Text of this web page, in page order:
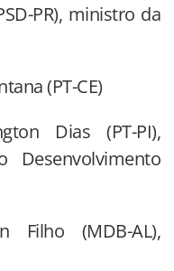
PR), ministro da
(PT-CE)
Dias (PT-PI),
Desenvolvimento
Filho (MDB-AL),